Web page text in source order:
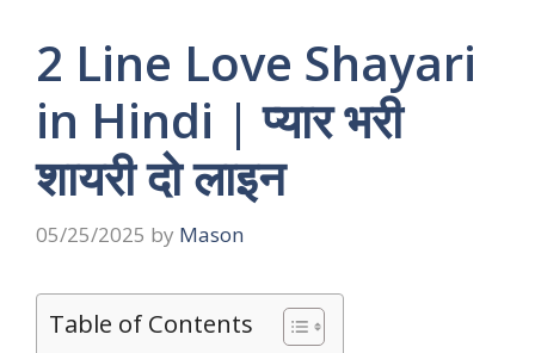
2 Line Love Shayari
in Hindi | प्यार भरी
शायरी दो लाइन
05/25/2025 by Mason
Table of Contents